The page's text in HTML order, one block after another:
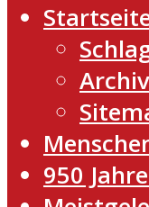
Archiv
950